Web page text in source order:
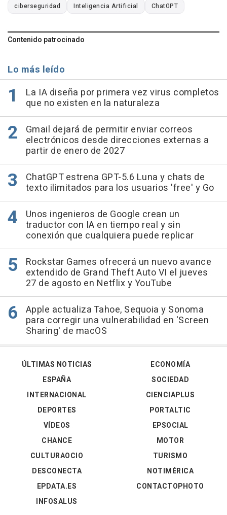
ciberseguridad Inteligencia Artificial ChatGPT
Contenido patrocinado
Lo más leído
La IA diseña por primera vez virus completos
que no existen en la naturaleza
Gmail dejará de permitir enviar correos
electrónicos desde direcciones externas a
partir de enero de 2027
ChatGPT estrena GPT-5.6 Luna y chats de
texto ilimitados para los usuarios 'free' y Go
Unos ingenieros de Google crean un
traductor con IA en tiempo real y sin
conexión que cualquiera puede replicar
Rockstar Games ofrecerá un nuevo avance
extendido de Grand Theft Auto VI el jueves
27 de agosto en Netflix y YouTube
Apple actualiza Tahoe, Sequoia y Sonoma
para corregir una vulnerabilidad en 'Screen
Sharing' de macOS
ÚLTIMAS NOTICIAS
ESPAÑA
INTERNACIONAL
DEPORTES
VÍDEOS
ECONOMÍA
SOCIEDAD
CIENCIAPLUS
PORTALTIC
EPSOCIAL
CHANCE
CULTURAOCIO
DESCONECTA
EPDATA.ES
INFOSALUS
MOTOR
TURISMO
NOTIMÉRICA
CONTACTOPHOTO